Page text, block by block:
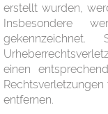
erstellt wurden,
Insbesondere
einen
entfernen.